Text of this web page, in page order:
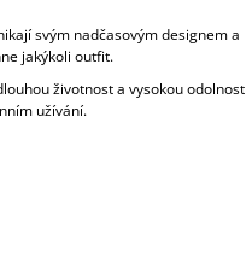
svým nadčasovým designem a
jakýkoli outfit.
životnost a vysokou odolnost
užívání.